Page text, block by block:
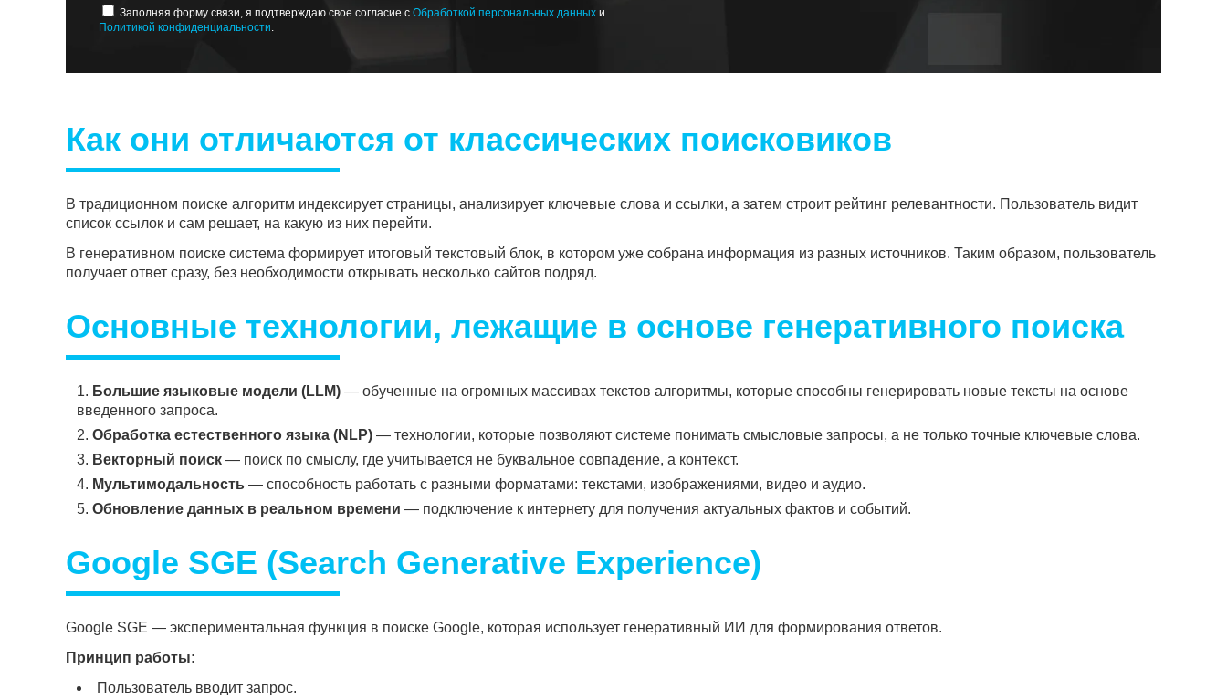
Заполняя форму связи, я подтверждаю свое согласие с Обработкой персональных данных и
Политикой конфиденциальности.
Как они отличаются от классических поисковиков
В традиционном поиске алгоритм индексирует страницы, анализирует ключевые слова и ссылки, а затем строит рейтинг релевантности. Пользователь видит
список ссылок и сам решает, на какую из них перейти.
В генеративном поиске система формирует итоговый текстовый блок, в котором уже собрана информация из разных источников. Таким образом, пользователь
получает ответ сразу, без необходимости открывать несколько сайтов подряд.
Основные технологии, лежащие в основе генеративного поиска
Большие языковые модели (LLM) — обученные на огромных массивах текстов алгоритмы, которые способны генерировать новые тексты на основе
введенного запроса.
Обработка естественного языка (NLP) — технологии, которые позволяют системе понимать смысловые запросы, а не только точные ключевые слова.
Векторный поиск — поиск по смыслу, где учитывается не буквальное совпадение, а контекст.
Мультимодальность — способность работать с разными форматами: текстами, изображениями, видео и аудио.
Обновление данных в реальном времени — подключение к интернету для получения актуальных фактов и событий.
Google SGE (Search Generative Experience)
Google SGE — экспериментальная функция в поиске Google, которая использует генеративный ИИ для формирования ответов.
Принцип работы:
Пользователь вводит запрос.